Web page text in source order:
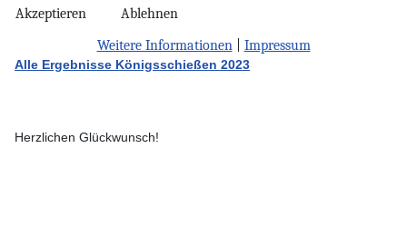
Alle Ergebnisse Königsschießen 2023
Herzlichen Glückwunsch!
Akzeptieren
Ablehnen
Weitere Informationen
Impressum